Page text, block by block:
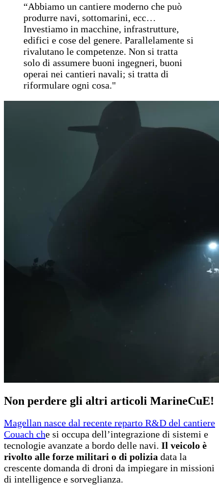
“Abbiamo un cantiere moderno che può
produrre navi, sottomarini, ecc…
Investiamo in macchine, infrastrutture,
edifici e cose del genere. Parallelamente si
rivalutano le competenze. Non si tratta
solo di assumere buoni ingegneri, buoni
operai nei cantieri navali; si tratta di
riformulare ogni cosa."
Non perdere gli altri articoli MarineCuE!
Magellan nasce dal recente reparto R&D del cantiere
Couach che si occupa dell’integrazione di sistemi e
tecnologie avanzate a bordo delle navi. Il veicolo è
rivolto alle forze militari o di polizia data la
crescente domanda di droni da impiegare in missioni
di intelligence e sorveglianza.